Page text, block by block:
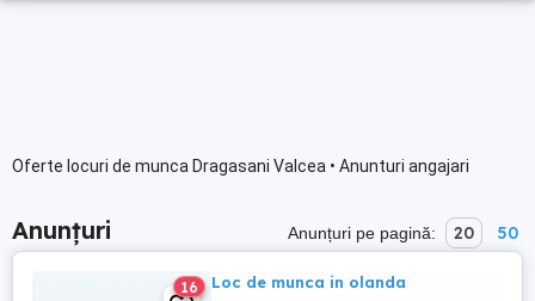
Oferte locuri de munca Dragasani Valcea • Anunturi angajari
Anunțuri Anunțuri pe pagină: 20 50
16 Loc de munca in olanda